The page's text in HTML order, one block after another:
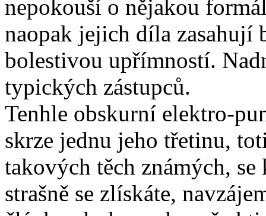
nepokouší o nějakou
naopak jejich díla zasahují
bolestivou upřímností.
typických zástupců.
Tenhle obskurní elektro-
skrze jednu jeho třetinu,
takových těch známých,
strašně se zlískáte,